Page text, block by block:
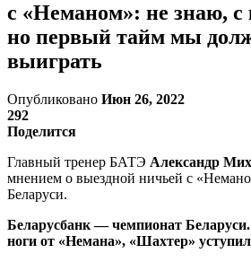
с «Неманом»: не знаю, с
но первый тайм мы
выиграть
Опубликовано Июн 26, 2022
292
Поделится
Главный тренер БАТЭ Александр
мнением о выездной ничьей с
Беларуси.
Беларусбанк — чемпионат
ноги от «Немана», «Шахтер»